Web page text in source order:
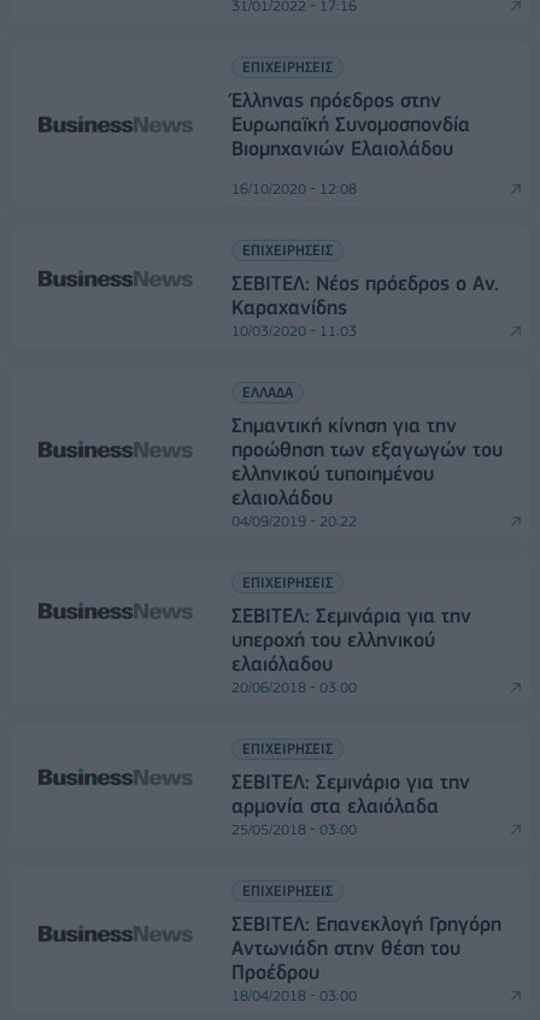
31/01/2022 - 17:16
ΕΠΙΧΕΙΡΗΣΕΙΣ
Έλληνας πρόεδρος στην
Ευρωπαϊκή Συνομοσπονδία
Βιομηχανιών Ελαιολάδου
16/10/2020 - 12:08
ΕΠΙΧΕΙΡΗΣΕΙΣ
ΣΕΒΙΤΕΛ: Νέος πρόεδρος ο Αν.
Καραχανίδης
10/03/2020 - 11:03
ΕΛΛΑΔΑ
Σημαντική κίνηση για την
προώθηση των εξαγωγών του
ελληνικού τυποιημένου
ελαιολάδου
04/09/2019 - 20:22
ΕΠΙΧΕΙΡΗΣΕΙΣ
ΣΕΒΙΤΕΛ: Σεμινάρια για την
υπεροχή του ελληνικού
ελαιόλαδου
20/06/2018 - 03:00
ΕΠΙΧΕΙΡΗΣΕΙΣ
ΣΕΒΙΤΕΛ: Σεμινάριο για την
αρμονία στα ελαιόλαδα
25/05/2018 - 03:00
ΕΠΙΧΕΙΡΗΣΕΙΣ
ΣΕΒΙΤΕΛ: Επανεκλογή Γρηγόρη
Αντωνιάδη στην θέση του
Προέδρου
18/04/2018 - 03:00